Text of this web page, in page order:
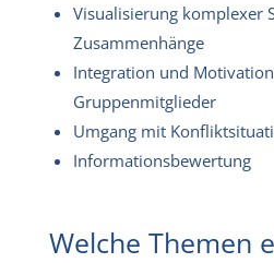
Visualisierung komplexer
Zusammenhänge
Integration und
Gruppenmitglieder
Umgang mit
Informationsbewertung
Welche Themen